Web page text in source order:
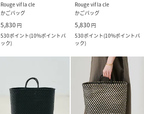
Rouge vif la cle
かごバッグ
5,830 円
530ポイント(10%ポイントバ
ック)
Rouge vif la cle
かごバッグ
5,830 円
530ポイント(10%ポイントバ
ック)